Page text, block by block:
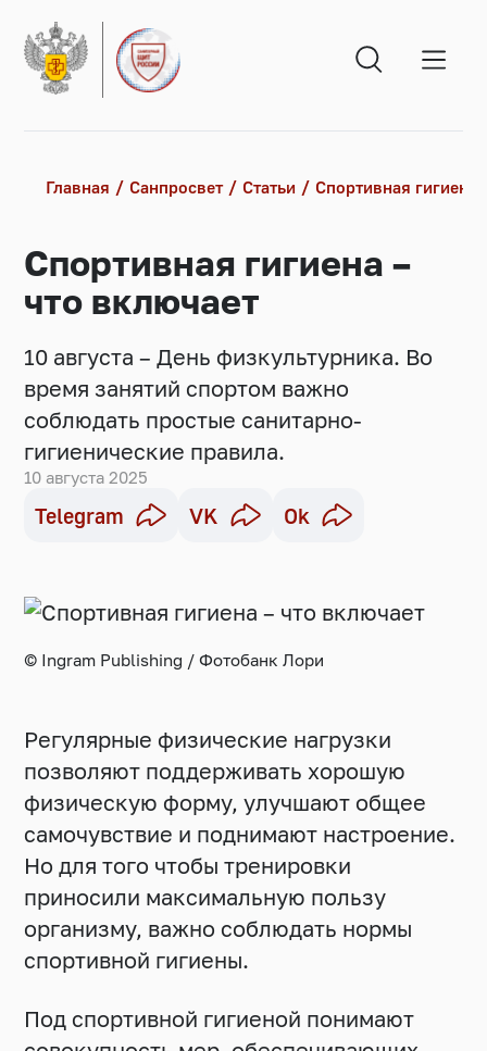
Главная Санпросвет Статьи Спортивная гигиена
Спортивная гигиена –
что включает
10 августа – День физкультурника. Во
время занятий спортом важно
соблюдать простые санитарно-
гигиенические правила.
10 августа 2025
Telegram VK Ok
© Ingram Publishing / Фотобанк Лори
Регулярные физические нагрузки
позволяют поддерживать хорошую
физическую форму, улучшают общее
самочувствие и поднимают настроение.
Но для того чтобы тренировки
приносили максимальную пользу
организму, важно соблюдать нормы
спортивной гигиены.
Под спортивной гигиеной понимают